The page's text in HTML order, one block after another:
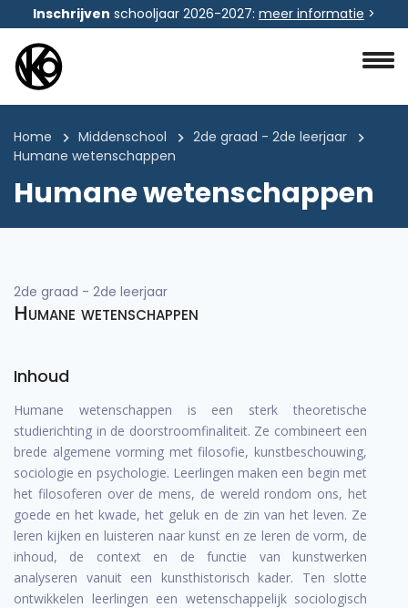
Inschrijven schooljaar 2026-2027: meer informatie >
Home Middenschool
2de graad - 2de leerjaar
Humane wetenschappen
Humane wetenschappen
2de graad - 2de leerjaar
Humane wetenschappen
Inhoud
Humane wetenschappen is een sterk theoretische
studierichting in de doorstroomfinaliteit. Ze combineert een
brede algemene vorming met filosofie, kunstbeschouwing,
sociologie en psychologie. Leerlingen maken een begin met
het filosoferen over de mens, de wereld rondom ons, het
goede en het kwade, het geluk en de zin van het leven. Ze
leren kijken en luisteren naar kunst en ze leren de vorm, de
inhoud, de context en de functie van kunstwerken
analyseren vanuit een kunsthistorisch kader. Ten slotte
ontwikkelen leerlingen een wetenschappelijk sociologisch